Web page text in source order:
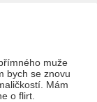
muže
bych se znovu
Mám
o flirt.